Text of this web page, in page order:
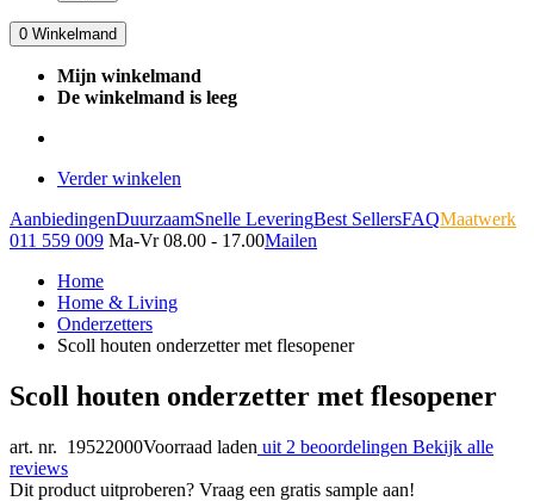
0 Winkelmand
Mijn winkelmand
De winkelmand is leeg
Verder winkelen
AanbiedingenDuurzaamSnelle LeveringBest SellersFAQMaatwerk
011 559 009 Ma-Vr 08.00 - 17.00Mailen
Home
Home & Living
Onderzetters
Scoll houten onderzetter met flesopener
Scoll houten onderzetter met flesopener
art. nr. 19522000Voorraad laden uit 2 beoordelingen Bekijk alle
reviews
Dit product uitproberen? Vraag een gratis sample aan!